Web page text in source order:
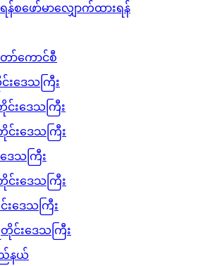
န်စဖော်မာလျှောက်ထားရန်
ာ်ကောင်စီ
းဒေသကြီး
င်းဒေသကြီး
င်းဒေသကြီး
ေသကြီး
င်းဒေသကြီး
းဒေသကြီး
င်းဒေသကြီး
ည်နယ်